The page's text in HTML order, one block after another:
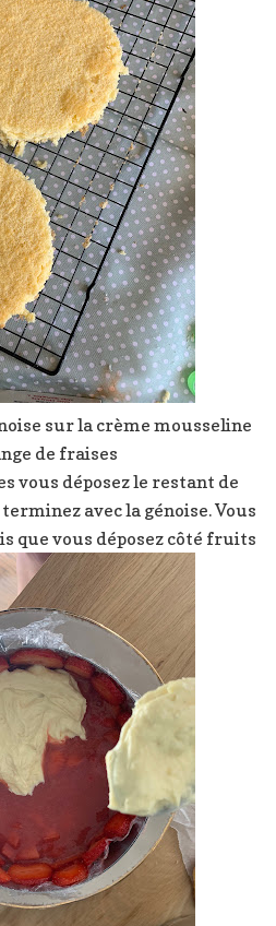
sur la crème mousseline
de fraises
vous déposez le restant de
avec la génoise. Vous
que vous déposez côté fruits